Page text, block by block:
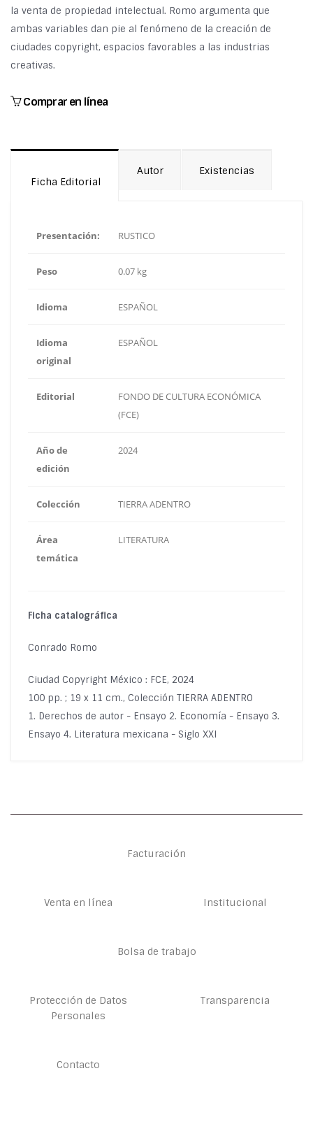
la venta de propiedad intelectual. Romo argumenta que
ambas variables dan pie al fenómeno de la creación de
ciudades copyright, espacios favorables a las industrias
creativas.
Comprar en línea
Ficha Editorial
Autor Existencias
Presentación: RUSTICO
Peso 0.07 kg
Idioma ESPAÑOL
Idioma
original
ESPAÑOL
Editorial
FONDO DE CULTURA ECONÓMICA
(FCE)
Año de
edición
2024
Colección TIERRA ADENTRO
Área
temática
LITERATURA
Ficha catalográfica
Conrado Romo
Ciudad Copyright México : FCE, 2024
100 pp. ; 19 x 11 cm., Colección TIERRA ADENTRO
1. Derechos de autor - Ensayo 2. Economía - Ensayo 3.
Ensayo 4. Literatura mexicana - Siglo XXI
Facturación
Venta en línea Institucional
Bolsa de trabajo
Protección de Datos
Personales
Transparencia
Contacto